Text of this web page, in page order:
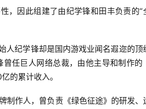
，因此组建了由纪学锋和田丰负责的“
人纪学锋却是国内游戏业闻名遐迩的顶
任巨人网络总裁，由他主导和制作的
的累计收入。
制作人，曾负责《绿色征途》的研发、